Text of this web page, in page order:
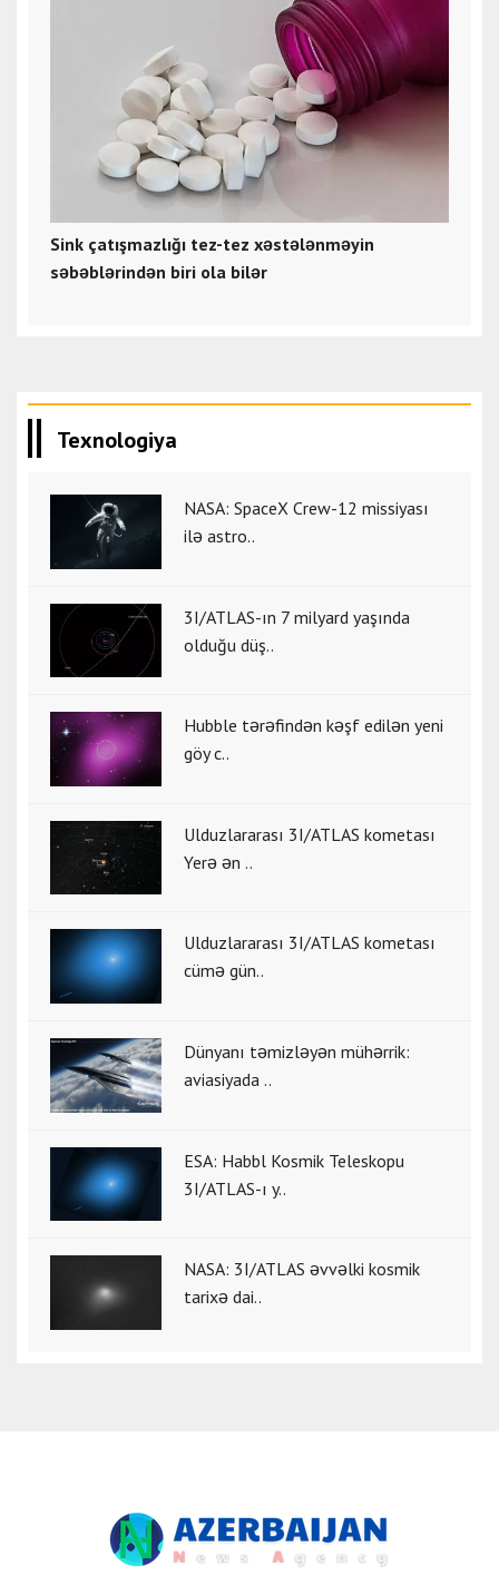
Sink çatışmazlığı tez-tez xəstələnməyin
səbəblərindən biri ola bilər
Texnologiya
NASA: SpaceX Crew-12 missiyası
ilə astro..
3I/ATLAS-ın 7 milyard yaşında
olduğu düş..
Hubble tərəfindən kəşf edilən yeni
göy c..
Ulduzlararası 3I/ATLAS kometası
Yerə ən ..
Ulduzlararası 3I/ATLAS kometası
cümə gün..
Dünyanı təmizləyən mühərrik:
aviasiyada ..
ESA: Habbl Kosmik Teleskopu
3I/ATLAS-ı y..
NASA: 3I/ATLAS əvvəlki kosmik
tarixə dai..